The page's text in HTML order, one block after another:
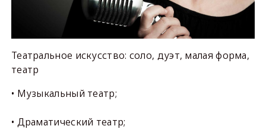
Театральное искусство: соло, дуэт, малая форма,
театр
• Музыкальный театр;
• Драматический театр;